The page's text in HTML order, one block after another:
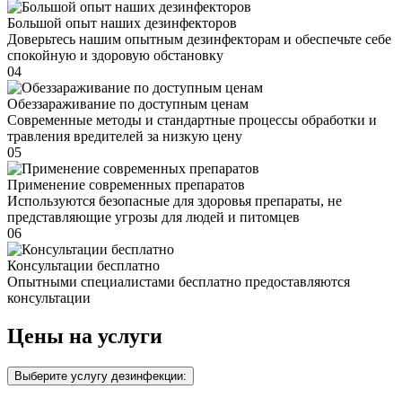
Большой опыт наших дезинфекторов
Доверьтесь нашим опытным дезинфекторам и обеспечьте себе
спокойную и здоровую обстановку
04
Обеззараживание по доступным ценам
Современные методы и стандартные процессы обработки и
травления вредителей за низкую цену
05
Применение современных препаратов
Используются безопасные для здоровья препараты, не
представляющие угрозы для людей и питомцев
06
Консультации бесплатно
Опытными специалистами бесплатно предоставляются
консультации
Цены на услуги
Выберите услугу дезинфекции: